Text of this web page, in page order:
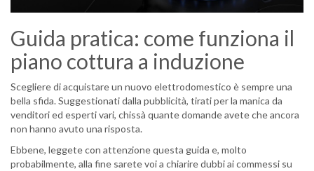
Guida pratica: come funziona il
piano cottura a induzione
Scegliere di acquistare un nuovo elettrodomestico è sempre una
bella sfida. Suggestionati dalla pubblicità, tirati per la manica da
venditori ed esperti vari, chissà quante domande avete che ancora
non hanno avuto una risposta.
Ebbene, leggete con attenzione questa guida e, molto
probabilmente, alla fine sarete voi a chiarire dubbi ai commessi su